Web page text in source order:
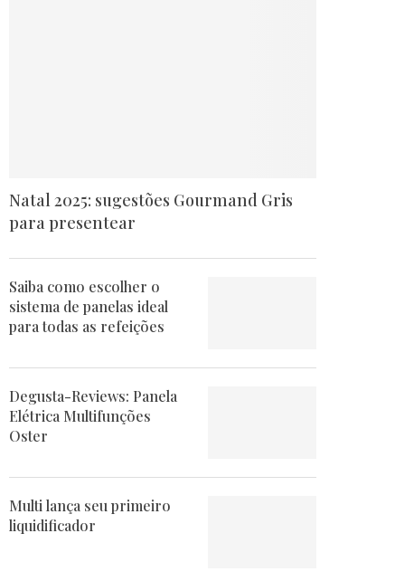
Natal 2025: sugestões Gourmand Gris
para presentear
Saiba como escolher o
sistema de panelas ideal
para todas as refeições
Degusta-Reviews: Panela
Elétrica Multifunções
Oster
Multi lança seu primeiro
liquidificador